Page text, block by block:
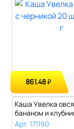
861.48₽
Каша Увелка
бананом и
штук по 40..
Арт. 171190